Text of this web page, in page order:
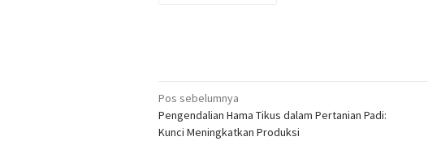
Navigasi
pos
Pos sebelumnya
Pengendalian Hama Tikus dalam Pertanian Padi:
Kunci Meningkatkan Produksi